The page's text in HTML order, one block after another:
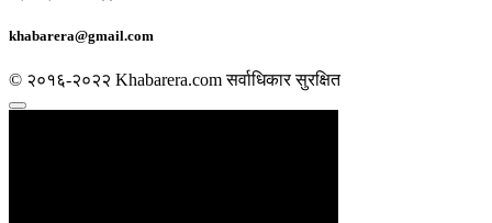
khabarera@gmail.com
© २०१६-२०२२ Khabarera.com सर्वाधिकार सुरक्षित